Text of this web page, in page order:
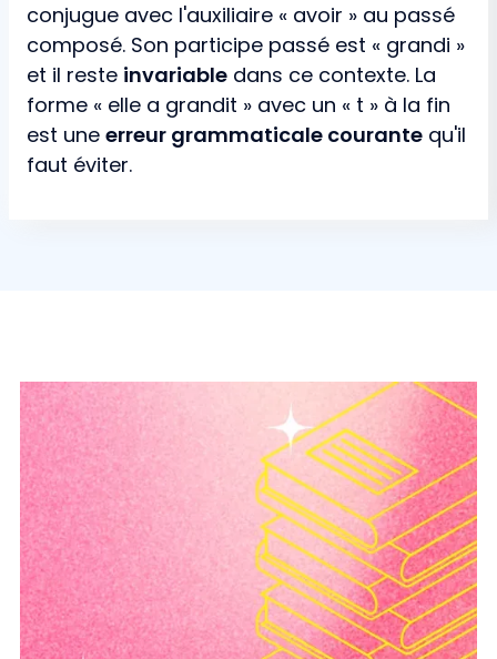
conjugue avec l'auxiliaire « avoir » au passé
composé. Son participe passé est « grandi »
et il reste invariable dans ce contexte. La
forme « elle a grandit » avec un « t » à la fin
est une erreur grammaticale courante qu'il
faut éviter.